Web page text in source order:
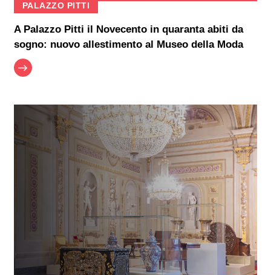
PALAZZO PITTI
A Palazzo Pitti il Novecento in quaranta abiti da
sogno: nuovo allestimento al Museo della Moda